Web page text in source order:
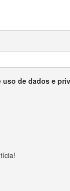
de dados e